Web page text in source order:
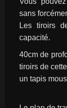
sans
Les tiroirs
capacité.
40cm de
tiroirs de
un tapis